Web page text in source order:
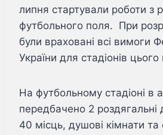
липня стартували роботи з
футбольного поля. При
були враховані всі вимоги
України для стадіонів цього
На футбольному стадіоні в
передбачено 2
40 місць, душові кімнати та